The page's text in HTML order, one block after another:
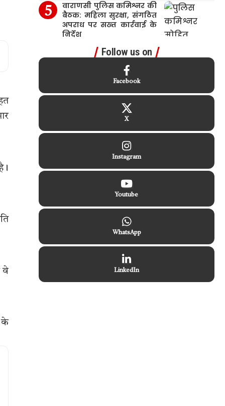
वे
के
वाराणसी पुलिस कमिश्नर की
बैठक: महिला सुरक्षा, संगठित
अपराध पर सख्त कार्रवाई के
निर्देश
Follow us on
Facebook
X
Instagram
Youtube
WhatsApp
LinkedIn